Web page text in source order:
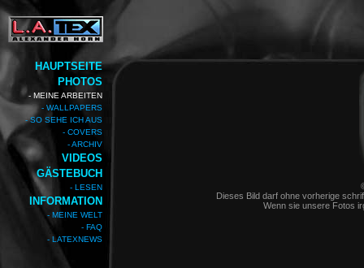
HAUPTSEITE
PHOTOS
- MEINE ARBEITEN
- WALLPAPERS
- SO SEHE ICH AUS
- COVERS
- ARCHIV
VIDEOS
GÄSTEBUCH
- LESEN
INFORMATION
- MEINE WELT
- FAQ
- LATEXNEWS
Dieses Bild darf ohne vorherige
Wenn sie unsere Fotos